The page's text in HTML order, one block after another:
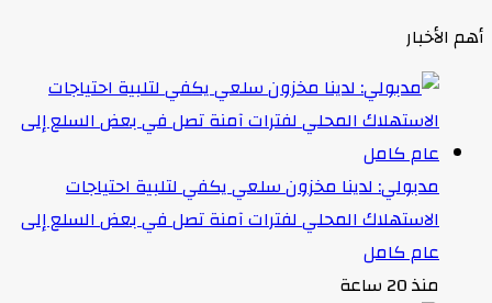
أهم الأخبار
مدبولي: لدينا مخزون سلعي يكفي لتلبية احتياجات
الاستهلاك المحلي لفترات آمنة تصل في بعض السلع إلى
عام كامل
منذ 20 ساعة